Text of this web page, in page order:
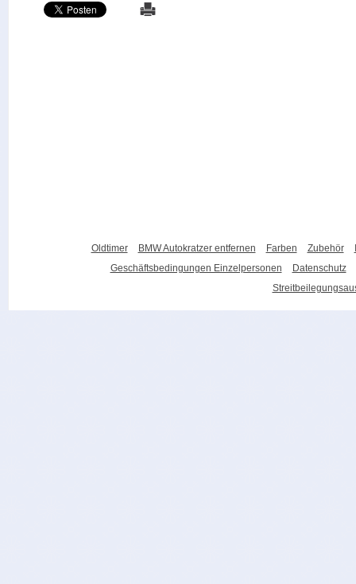
Oldtimer BMW Autokratzer entfernen Farben Zubehör
Geschäftsbedingungen Einzelpersonen
Datenschutz